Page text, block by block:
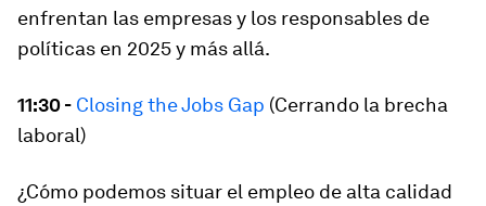
enfrentan las empresas y los responsables de
políticas en 2025 y más allá.
11:30 - Closing the Jobs Gap (Cerrando la brecha
laboral)
¿Cómo podemos situar el empleo de alta calidad